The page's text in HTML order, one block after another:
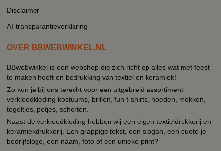
Disclaimer
AI-transparantieverklaring
OVER BBWEBWINKEL.NL
BBwebwinkel is een webshop die zich richt op alles wat met feest
te maken heeft en bedrukking van textiel en keramiek!
Zo kun je bij ons terecht voor een uitgebreid assortiment
verkleedkleding kostuums, brillen, fun t-shirts, hoeden, mokken,
tegeltjes, petjes, schorten.
Naast de verkleedkleding hebben wij een eigen textieldrukkerij en
keramiekdrukkerij. Een grappige tekst, een slogan, een quote je
bedrijfslogo, een naam, foto of een unieke print?